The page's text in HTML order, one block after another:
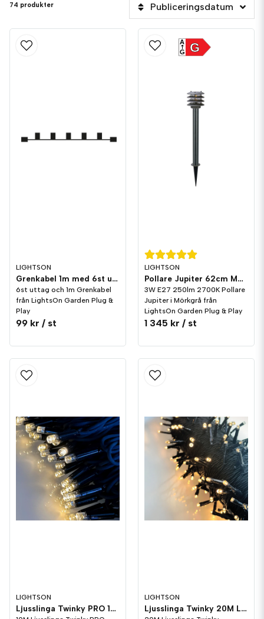
74 produkter Publiceringsdatum
LIGHTSON
Grenkabel 1m med 6st uttag LightsOn Garden Plug & Play
6st uttag och 1m Grenkabel
från LightsOn Garden Plug &
Play
99 kr / st
LIGHTSON
Pollare Jupiter 62cm Mörkgrå 3W E27 LightsOn Garden Plug & Play
3W E27 250lm 2700K Pollare
Jupiter i Mörkgrå från
LightsOn Garden Plug & Play
1 345 kr / st
G
A
G
LIGHTSON
Ljusslinga Twinky PRO 10M LightsOn Garden Plug & Play
LIGHTSON
Ljusslinga Twinky 20M LightsOn Garden Plug & Play